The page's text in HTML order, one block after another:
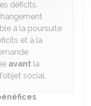
déficits.
à la poursuite
et à la
avant la
social.